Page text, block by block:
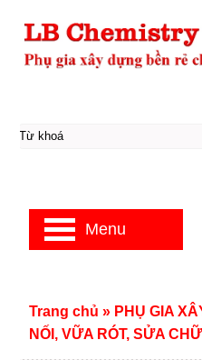
Trang chủ » PHỤ GIA
NỐI, VỮA RÓT, SỬA
Menu